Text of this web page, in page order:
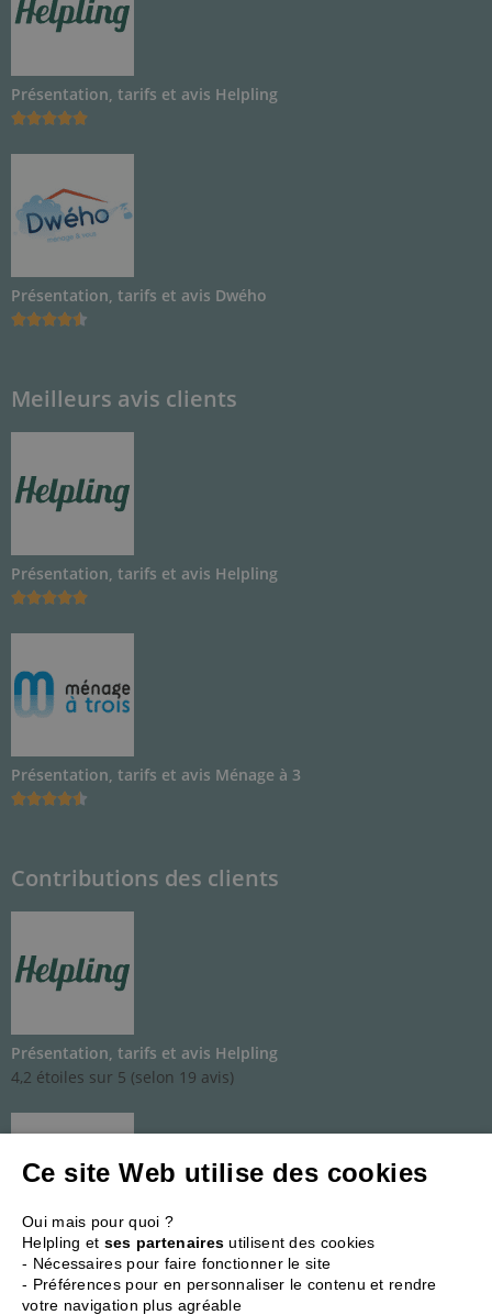
Présentation, tarifs et avis Helpling

Présentation, tarifs et avis Dwého

Meilleurs avis clients
Présentation, tarifs et avis Helpling

Présentation, tarifs et avis Ménage à 3

Contributions des clients
Présentation, tarifs et avis Helpling
4,2 étoiles sur 5 (selon 19 avis)
Présentation, tarifs et avis Wecasa
2,7 étoiles sur 5 (selon 51 avis)
Ce site Web utilise des cookies
Oui mais pour quoi ?
Helpling et ses partenaires utilisent des cookies
- Nécessaires pour faire fonctionner le site
- Préférences pour en personnaliser le contenu et rendre
votre navigation plus agréable